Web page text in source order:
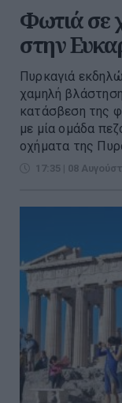
Φωτιά σε
στην
Πυρκαγιά
χαμηλή
κατάσβεση της
με μία ομάδα
οχήματα της
17:35 | 08